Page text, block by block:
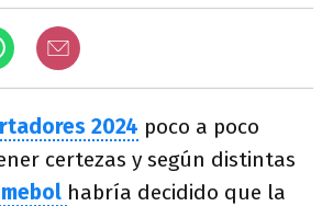
2024 poco a poco
certezas y según distintas
habría decidido que la